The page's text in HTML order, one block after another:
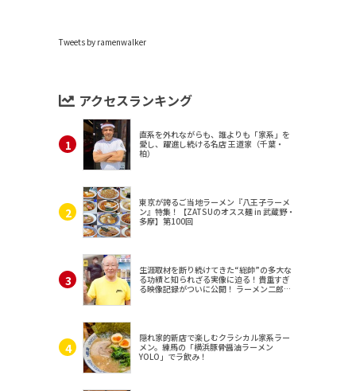
Tweets by ramenwalker
アクセスランキング
直系を外れながらも、誰よりも「家系」を
愛し、躍進し続ける名店 王道家（千葉・
柏）
東京が誇るご当地ラーメン『八王子ラーメ
ン』特集！【ZATSUのオスス麺 in 武蔵野・
多摩】第100回
生涯取材を断り続けてきた“総帥”の多大な
る功績と知られざる実像に迫る！貴重すぎ
る映像記録がついに公開！ ラーメン二郎
隠れ家的新店で楽しむクラシカル家系ラー
メン。練馬の「横浜豚骨醤油ラーメン
YOLO」でラ飲み！